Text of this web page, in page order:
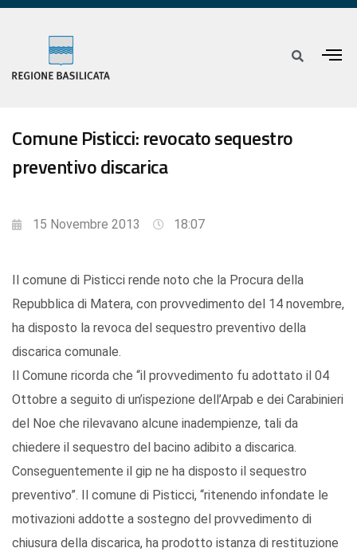
Comune Pisticci: revocato sequestro
preventivo discarica
15 Novembre 2013 18:07
Il comune di Pisticci rende noto che la Procura della
Repubblica di Matera, con provvedimento del 14 novembre,
ha disposto la revoca del sequestro preventivo della
discarica comunale.
Il Comune ricorda che “il provvedimento fu adottato il 04
Ottobre a seguito di un’ispezione dell’Arpab e dei Carabinieri
del Noe che rilevavano alcune inadempienze, tali da
chiedere il sequestro del bacino adibito a discarica.
Conseguentemente il gip ne ha disposto il sequestro
preventivo”. Il comune di Pisticci, “ritenendo infondate le
motivazioni addotte a sostegno del provvedimento di
chiusura della discarica, ha prodotto istanza di restituzione